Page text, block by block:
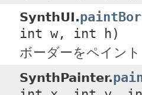
SynthUI.
int w, int h)
ボーダーをペイン
SynthPainter.